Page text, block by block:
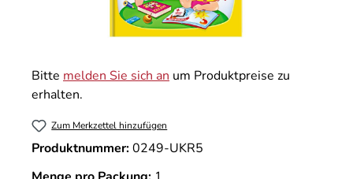
Bitte melden Sie sich an um Produktpreise zu
erhalten.
Zum Merkzettel hinzufügen
Produktnummer:0249-UKR5